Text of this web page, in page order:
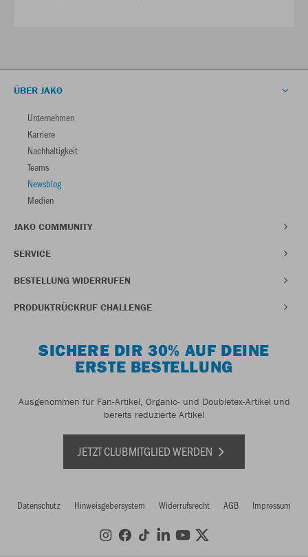
ÜBER JAKO
Unternehmen
Karriere
Nachhaltigkeit
Teams
Newsblog
Medien
JAKO COMMUNITY
SERVICE
BESTELLUNG WIDERRUFEN
PRODUKTRÜCKRUF CHALLENGE
SICHERE DIR 30% AUF DEINE
ERSTE BESTELLUNG
Ausgenommen für Fan-Artikel, Organic- und Doubletex-Artikel und
bereits reduzierte Artikel
JETZT CLUBMITGLIED WERDEN
Datenschutz Hinweisgebersystem Widerrufsrecht AGB Impressum